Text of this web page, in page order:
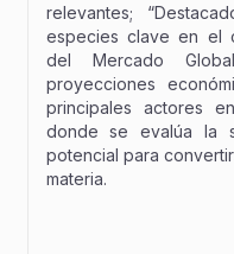
relevantes;
especies clave en el
del Mercado
proyecciones
principales actores
donde se evalúa la
potencial para
materia.